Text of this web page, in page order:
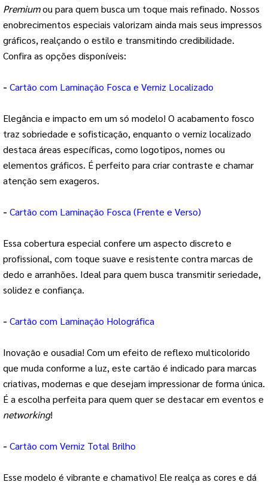
Premiumou para quem busca um toque mais refinado. Nossos
enobrecimentos especiais valorizam ainda mais seus impressos
gráficos, realçando o estilo e transmitindo credibilidade.
Confira as opções disponíveis:
- Cartão com Laminação Fosca e Verniz Localizado
Elegância e impacto em um só modelo! O acabamento fosco
traz sobriedade e sofisticação, enquanto o verniz localizado
destaca áreas específicas, como logotipos, nomes ou
elementos gráficos. É perfeito para criar contraste e chamar
atenção sem exageros.
- Cartão com Laminação Fosca (Frente e Verso)
Essa cobertura especial confere um aspecto discreto e
profissional, com toque suave e resistente contra marcas de
dedo e arranhões. Ideal para quem busca transmitir seriedade,
solidez e confiança.
- Cartão com Laminação Holográfica
Inovação e ousadia! Com um efeito de reflexo multicolorido
que muda conforme a luz, este cartão é indicado para marcas
criativas, modernas e que desejam impressionar de forma única.
É a escolha perfeita para quem quer se destacar em eventos e
networking!
- Cartão com Verniz Total Brilho
Esse modelo é vibrante e chamativo! Ele realça as cores e dá